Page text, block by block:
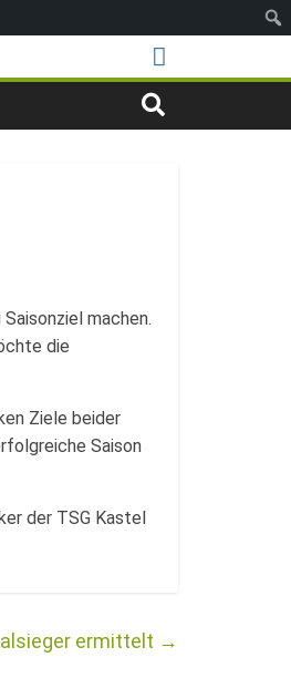
machen.
die
Ziele beider
Saison
der TSG Kastel
ermittelt →